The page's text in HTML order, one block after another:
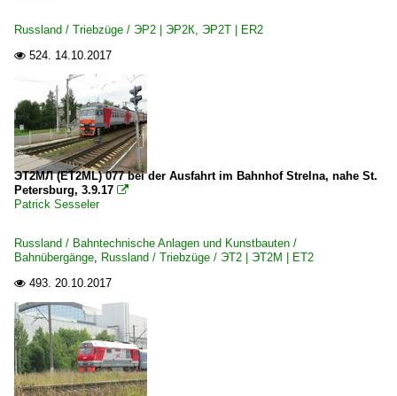
Russland / Triebzüge / ЭР2 | ЭР2К, ЭР2T | ER2
 524. 14.10.2017
ЭT2MЛ (ET2ML) 077 bei der Ausfahrt im Bahnhof Strelna, nahe St.
Petersburg, 3.9.17 
Patrick Sesseler
Russland / Bahntechnische Anlagen und Kunstbauten /
Bahnübergänge, Russland / Triebzüge / ЭТ2 | ЭТ2M | ET2
 493. 20.10.2017